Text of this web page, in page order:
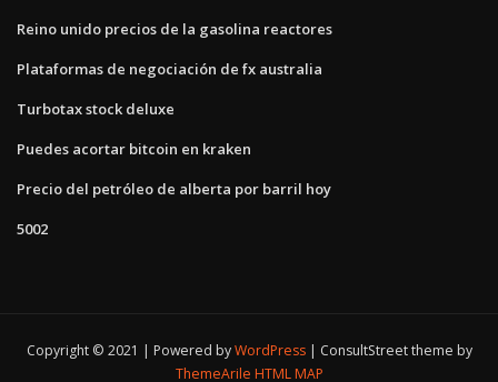
Reino unido precios de la gasolina reactores
Plataformas de negociación de fx australia
Turbotax stock deluxe
Puedes acortar bitcoin en kraken
Precio del petróleo de alberta por barril hoy
5002
Copyright © 2021 | Powered byWordPress
ConsultStreet theme by
ThemeArile HTML MAP